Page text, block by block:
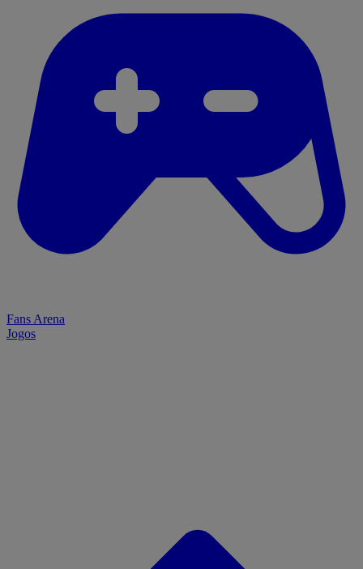
Fans Arena
Jogos